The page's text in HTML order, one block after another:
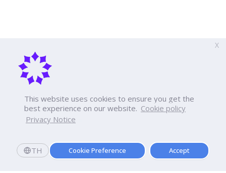
This website uses cookies to ensure you get the
best experience on our website. Cookie policy
Privacy Notice
TH Cookie Preference Accept
X